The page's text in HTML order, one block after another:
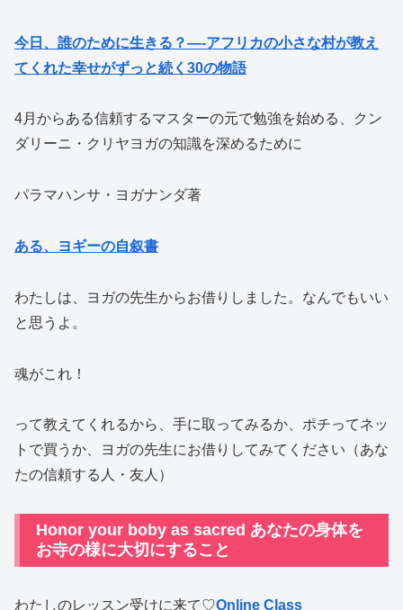
今日、誰のために生きる？—-アフリカの小さな村が教え
てくれた幸せがずっと続く30の物語
4月からある信頼するマスターの元で勉強を始める、クン
ダリーニ・クリヤヨガの知識を深めるために
パラマハンサ・ヨガナンダ著
ある、ヨギーの自叙書
わたしは、ヨガの先生からお借りしました。なんでもいい
と思うよ。
魂がこれ！
って教えてくれるから、手に取ってみるか、ポチってネッ
トで買うか、ヨガの先生にお借りしてみてください（あな
たの信頼する人・友人）
Honor your boby as sacred あなたの身体を
お寺の様に大切にすること
わたしのレッスン受けに来て♡Online Class